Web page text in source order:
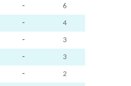
- 6
- 4
- 3
- 3
- 2